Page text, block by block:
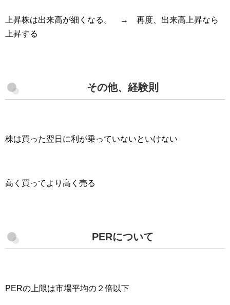
上昇株は出来高が細くなる。 → 再度、出来高上昇なら
上昇する
その他、経験則
株は買った翌日に利が乗っていないといけない
高く買ってより高く売る
PERについて
PERの上限は市場平均の２倍以下